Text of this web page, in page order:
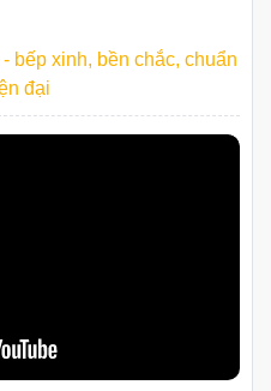
bếp xinh, bền chắc, chuẩn
đại